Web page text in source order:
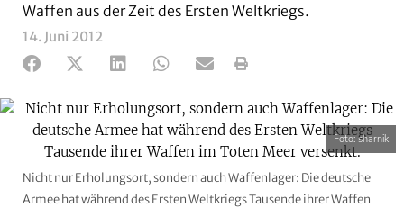
Waffen aus der Zeit des Ersten Weltkriegs.
14. Juni 2012
Foto: sharnik
Nicht nur Erholungsort, sondern auch Waffenlager: Die deutsche
Armee hat während des Ersten Weltkriegs Tausende ihrer Waffen